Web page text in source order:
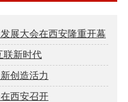
展大会在西安隆重开幕
联新时代
创造活力
西安召开